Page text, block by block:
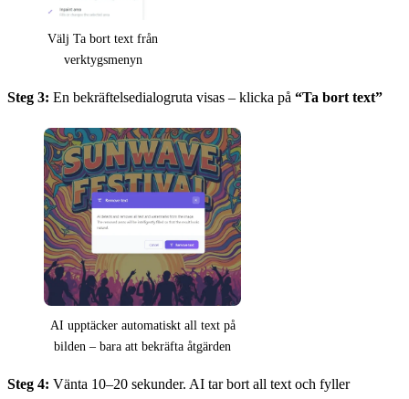
Välj Ta bort text från
verktygsmenyn
Steg 3: En bekräftelsedialogruta visas – klicka på “Ta bort text”
AI upptäcker automatiskt all text på
bilden – bara att bekräfta åtgärden
Steg 4: Vänta 10–20 sekunder. AI tar bort all text och fyller